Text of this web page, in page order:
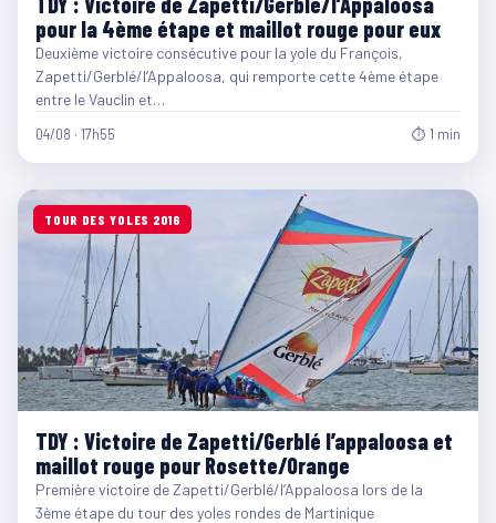
pour la 4ème étape et maillot rouge pour eux
Deuxième victoire consécutive pour la yole du François,
Zapetti/Gerblé/l’Appaloosa, qui remporte cette 4ème étape
entre le Vauclin et…
04/08 · 17h55 ⏱ 1 min
TOUR DES YOLES 2016
TDY : Victoire de Zapetti/Gerblé l’appaloosa et
maillot rouge pour Rosette/Orange
Première victoire de Zapetti/Gerblé/l’Appaloosa lors de la
3ème étape du tour des yoles rondes de Martinique